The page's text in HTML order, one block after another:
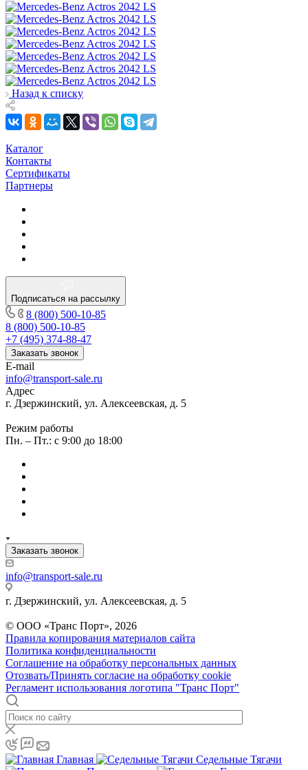
Назад к списку
Каталог
Контакты
Сертификаты
Партнеры
Подписаться на рассылку
8 (800) 500-10-85
8 (800) 500-10-85
+7 (495) 374-88-47
Заказать звонок
E-mail
info@transport-sale.ru
Адрес
г. Дзержинский, ул. Алексеевская, д. 5
Режим работы
Пн. – Пт.: с 9:00 до 18:00
Заказать звонок
info@transport-sale.ru
г. Дзержинский, ул. Алексеевская, д. 5
© ООО «Транс Порт», 2026
Правила копирования материалов сайта
Политика конфиденциальности
Соглашение на обработку персональных данных
Отозвать/Принять согласие на обработку cookie
Регламент использования логотипа "Транс Порт"
Главная
Седельные Тягачи